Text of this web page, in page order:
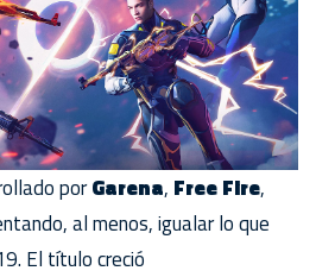
porGarena, FreeFire,
al menos, igualar lo que
El título creció